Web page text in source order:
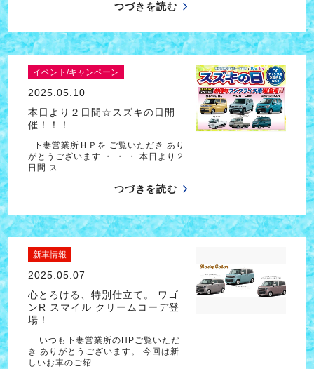
つづきを読む
イベント/キャンペーン
2025.05.10
本日より２日間☆スズキの日開
催！！！
下妻営業所ＨＰを ご覧いただき あり
がとうございます ・ ・ ・ 本日より２
日間 ス …
つづきを読む
新車情報
2025.05.07
心とろける、特別仕立て。 ワゴ
ンR スマイル クリームコーデ登
場！
いつも下妻営業所のHPご覧いただ
き ありがとうございます。 今回は新
しいお車のご紹…